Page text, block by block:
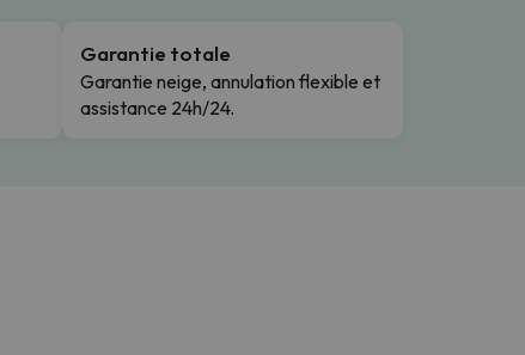
Garantie totale
Garantie neige, annulation flexible et
assistance 24h/24.